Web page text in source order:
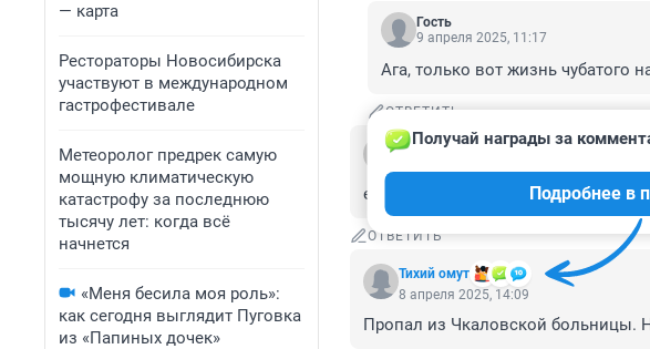
— карта
Рестораторы Новосибирска
участвуют в международном
гастрофестивале
Метеоролог предрек самую
мощную климатическую
катастрофу за последнюю
тысячу лет: когда всё
начнется
«Меня бесила моя роль»:
как сегодня выглядит Пуговка
из «Папиных дочек»
Гость
9 апреля 2025, 11:17
Ага, только вот жизнь чубатого
ОТВЕТИТЬ
Гость
если психически здоровый
ОТВЕТИТЬ
Тихий омут
Получай награды за
Подробнее в
8 апреля 2025, 14:09
Пропал из Чкаловской больницы.